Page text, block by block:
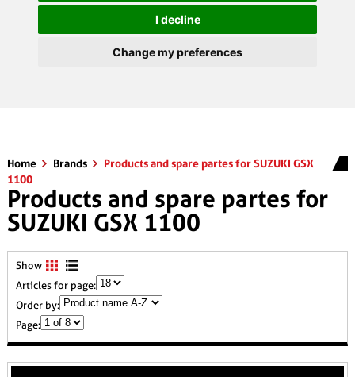
I decline
Change my preferences
Home Brands
Products and spare partes for SUZUKI GSX
1100
Products and spare partes for
SUZUKI GSX 1100
Show
Articles for page:
Order by:
Page: